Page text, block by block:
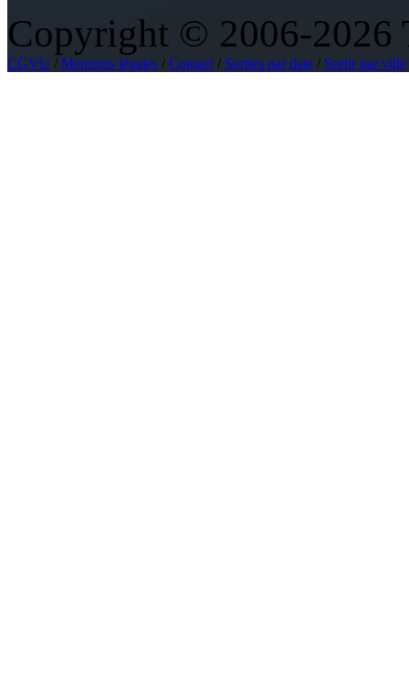
Copyright © 2006-2026
CGVU / Mentions légales / Contact / Sorties par date / Sortir par ville